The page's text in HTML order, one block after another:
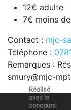
12€ adulte
7€ moins
Contact : mjc-
Téléphone :
Remarques :
smury@mjc-
Réalisé
avec le
concours